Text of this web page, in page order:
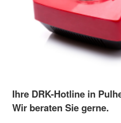
Ihre DRK-Hotline in
Wir beraten Sie gerne.